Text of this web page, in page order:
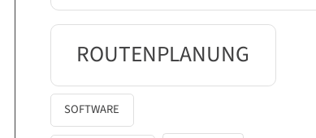
ROUTENPLANUNG
SOFTWARE